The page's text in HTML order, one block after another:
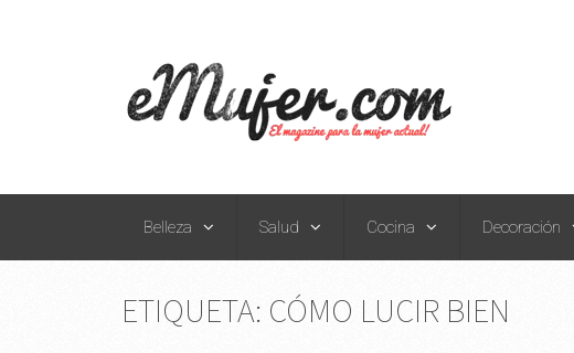
Belleza Salud Cocina Decoración
ETIQUETA: CÓMO LUCIR BIEN